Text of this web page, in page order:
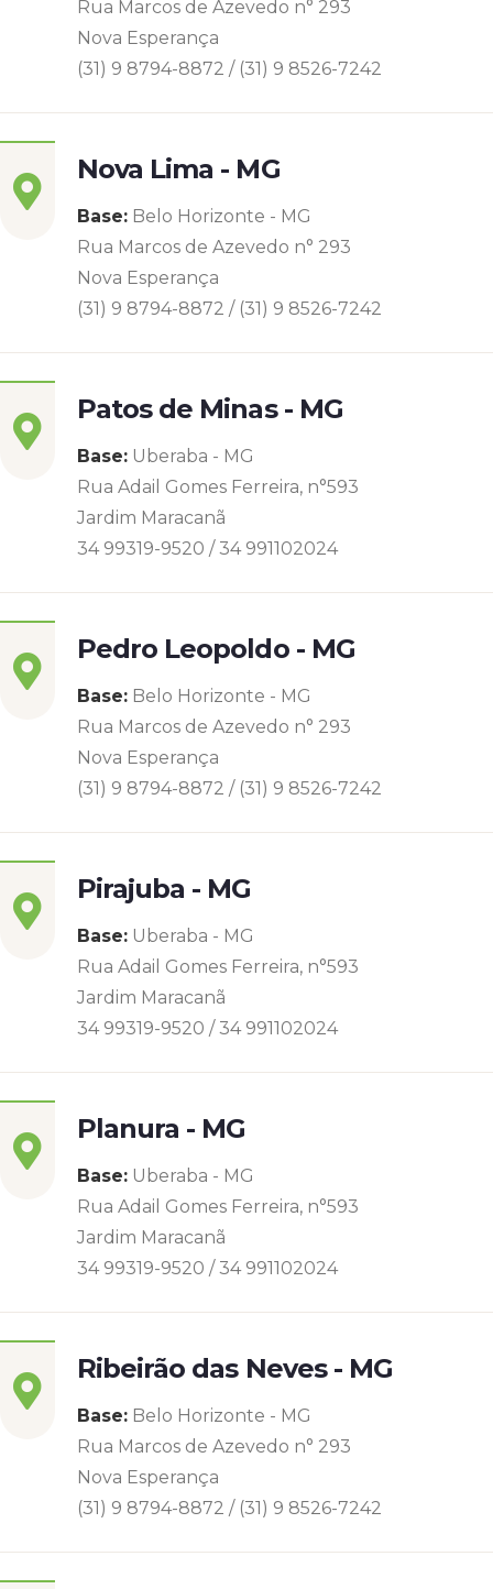
Rua Marcos de Azevedo n° 293
Nova Esperança
(31) 9 8794-8872 / (31) 9 8526-7242
Nova Lima - MG
Base: Belo Horizonte - MG
Rua Marcos de Azevedo n° 293
Nova Esperança
(31) 9 8794-8872 / (31) 9 8526-7242
Patos de Minas - MG
Base: Uberaba - MG
Rua Adail Gomes Ferreira, n°593
Jardim Maracanã
34 99319-9520 / 34 991102024
Pedro Leopoldo - MG
Base: Belo Horizonte - MG
Rua Marcos de Azevedo n° 293
Nova Esperança
(31) 9 8794-8872 / (31) 9 8526-7242
Pirajuba - MG
Base: Uberaba - MG
Rua Adail Gomes Ferreira, n°593
Jardim Maracanã
34 99319-9520 / 34 991102024
Planura - MG
Base: Uberaba - MG
Rua Adail Gomes Ferreira, n°593
Jardim Maracanã
34 99319-9520 / 34 991102024
Ribeirão das Neves - MG
Base: Belo Horizonte - MG
Rua Marcos de Azevedo n° 293
Nova Esperança
(31) 9 8794-8872 / (31) 9 8526-7242